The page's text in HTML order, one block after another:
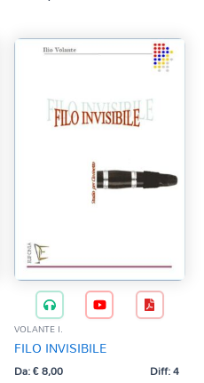
VOLANTE I.
FILO INVISIBILE
Da:€8,00 Diff: 4